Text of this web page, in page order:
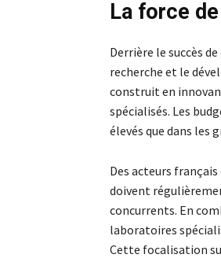
La force
Derrière le succès
recherche et le
construit en
spécialisés. Les
élevés que dans les
Des acteurs
doivent
concurrents. En
laboratoires
Cette focalisation